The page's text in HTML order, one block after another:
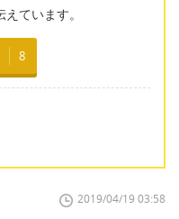
ています。
8
2019/04/19 03:58